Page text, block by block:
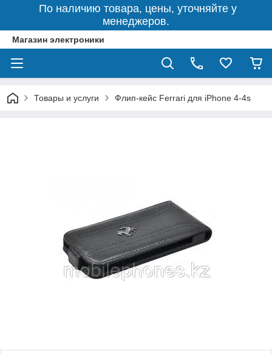
По наличию товара, цены, уточняйте у
менеджеров.
Магазин электроники
Товары и услуги Флип-кейс Ferrari для iPhone 4-4s